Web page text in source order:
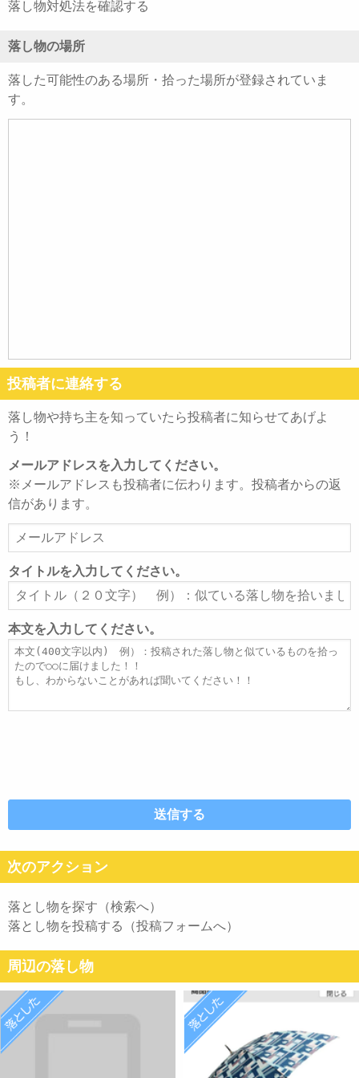
落し物対処法を確認する
落し物の場所
落した可能性のある場所・拾った場所が登録されていま
す。
投稿者に連絡する
落し物や持ち主を知っていたら投稿者に知らせてあげよ
う！
メールアドレスを入力してください。
※メールアドレスも投稿者に伝わります。投稿者からの返
信があります。
ー
ル
ア
ド
レ
ス
タイトルを入力してください。
タ
イ
ト
ル
本文を入力してください。
本
文
次のアクション
落とし物を探す（検索へ）
落とし物を投稿する（投稿フォームへ）
周辺の落し物